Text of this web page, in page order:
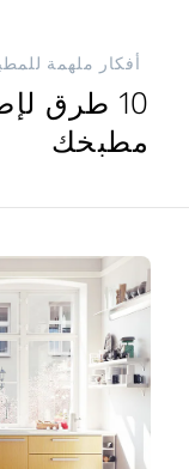
أفكار ملهمة
10 طرق
مطبخك